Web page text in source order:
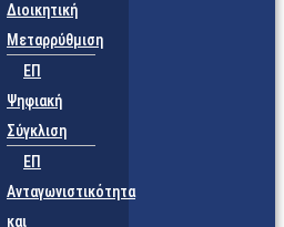
Διοικητική
Μεταρρύθμιση
ΕΠ
Ψηφιακή
Σύγκλιση
ΕΠ
Ανταγωνιστικότητα
και